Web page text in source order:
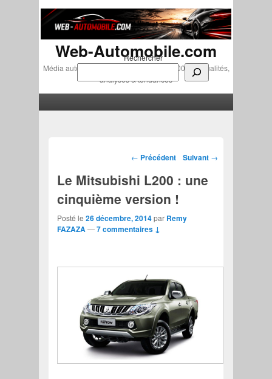
Rechercher
Web-Automobile.com
Média automobile indépendant depuis 2007 • Actualités,
analyses & tendances
Navigation des articles
← Précédent Suivant →
Le Mitsubishi L200 : une
cinquième version !
Posté le26 décembre, 2014par Remy
FAZAZA—7 commentaires ↓